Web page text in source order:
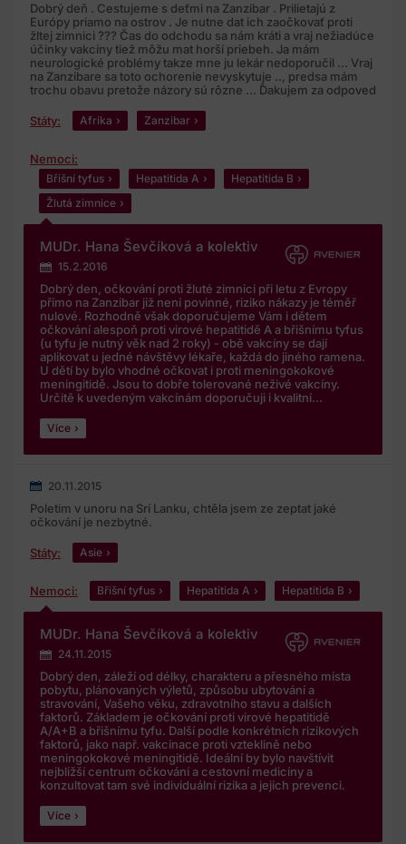
Dobrý deň . Cestujeme s deťmi na Zanzibar . Prilietajú z
Európy priamo na ostrov . Je nutne dat ich zaočkovať proti
žltej zimnici ??? Čas do odchodu sa nám kráti a vraj nežiadúce
účinky vakcíny tiež môžu mat horší priebeh. Ja mám
neurologické problémy takze mne ju lekár nedoporučil ... Vraj
na Zanzibare sa toto ochorenie nevyskytuje .., predsa mám
trochu obavu pretože názory sú rôzne ... Ďakujem za odpoved
Státy: Afrika Zanzibar
Nemoci:
Břišní tyfus Hepatitida A
Hepatitida B
Žlutá zimnice
MUDr. Hana Ševčíková a kolektiv
15.2.2016
Dobrý den, očkování proti žluté zimnici při letu z Evropy
přímo na Zanzibar již není povinné, riziko nákazy je téměř
nulové. Rozhodně však doporučujeme Vám i dětem
očkování alespoň proti virové hepatitidě A a břišnímu tyfus
(u tyfu je nutný věk nad 2 roky) - obě vakcíny se dají
aplikovat u jedné návštěvy lékaře, každá do jiného ramena.
U dětí by bylo vhodné očkovat i proti meningokokové
meningitidě. Jsou to dobře tolerované neživé vakcíny.
Určitě k uvedeným vakcínám doporučuji i kvalitní...
Více
20.11.2015
Poletim v unoru na Srí Lanku, chtěla jsem ze zeptat jaké
očkování je nezbytné.
Státy: Asie
Nemoci: Břišní tyfus Hepatitida A Hepatitida B
MUDr. Hana Ševčíková a kolektiv
24.11.2015
Dobrý den, záleží od délky, charakteru a přesného místa
pobytu, plánovaných výletů, způsobu ubytování a
stravování, Vašeho věku, zdravotního stavu a dalších
faktorů. Základem je očkování proti virové hepatitidě
A/A+B a břišnímu tyfu. Další podle konkrétních rizikových
faktorů, jako např. vakcinace proti vzteklině nebo
meningokokové meningitidě. Ideální by bylo navštívit
nejbližší centrum očkování a cestovní medicíny a
konzultovat tam své individuální rizika a jejich prevenci.
Více